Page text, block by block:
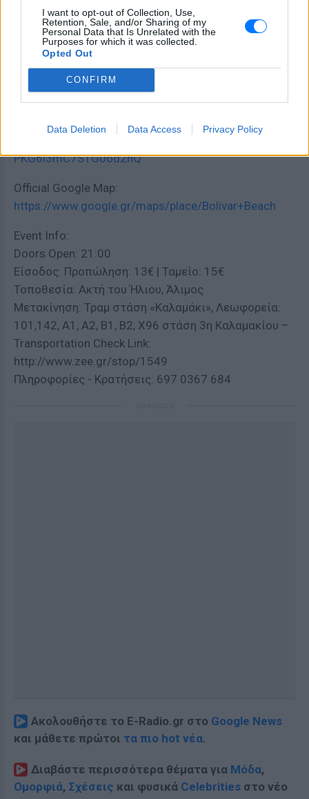
I want to opt-out of Collection, Use,
Retention, Sale, and/or Sharing of my
Personal Data that Is Unrelated with the
Purposes for which it was collected.
Opted Out
CONFIRM
Data Deletion Data Access Privacy Policy
www.bolivarbeachbar.gr
Official Facebook Page:
https://www.facebook.com/BolivarBeachBar/?fref=ts
PKG6l3mC7STG0od2hQ
Official Google Map:
https://www.google.gr/maps/place/Bolivar+Beach
Event Info:
Doors Open: 21:00
Είσοδος: Προπώληση: 13€ | Ταμείο: 15€
Τοποθεσία: Ακτή του Ήλιου, Άλιμος
Μετακίνηση: Τραμ στάση «Καλαμάκι», Λεωφορεία:
101,142, A1, A2, B1, B2, X96 στάση 3η Καλαμακίου –
Transportation Check Link:
http://www.zee.gr/stop/1549
Πληροφορίες - Κρατήσεις: 697 0367 684
Ακολουθήστε το E-Radio.gr στο Google News
και μάθετε πρώτοι τα πιο hot νέα.
Διαβάστε περισσότερα θέματα για Μόδα,
Ομορφιά, Σχέσεις και φυσικά Celebrities στο νέο